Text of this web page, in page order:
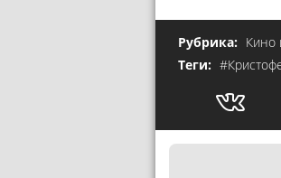
Рубрика: Кино
Теги: